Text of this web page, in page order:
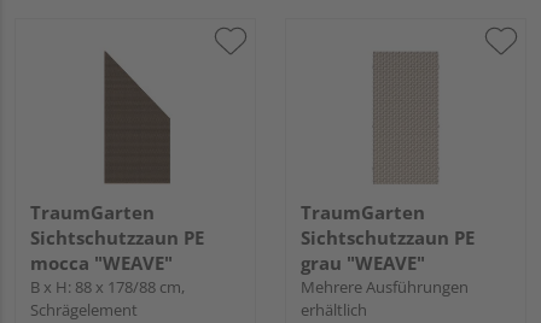
TraumGarten
Sichtschutzzaun PE
mocca "WEAVE"
B x H: 88 x 178/88 cm,
Schrägelement
TraumGarten
Sichtschutzzaun PE
grau "WEAVE"
Mehrere Ausführungen
erhältlich